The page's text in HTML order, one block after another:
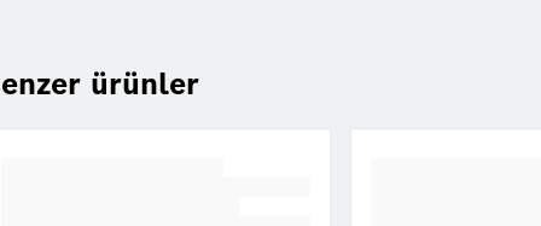
ürünler